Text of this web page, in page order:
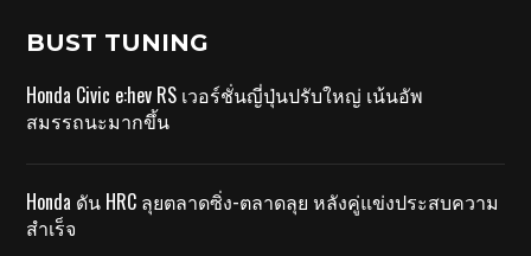
BUST TUNING
Honda Civic e:hev RS เวอร์ชั่นญี่ปุ่นปรับใหญ่ เน้นอัพ
สมรรถนะมากขึ้น
Honda ดัน HRC ลุยตลาดซิ่ง-ตลาดลุย หลังคู่แข่งประสบความ
สำเร็จ